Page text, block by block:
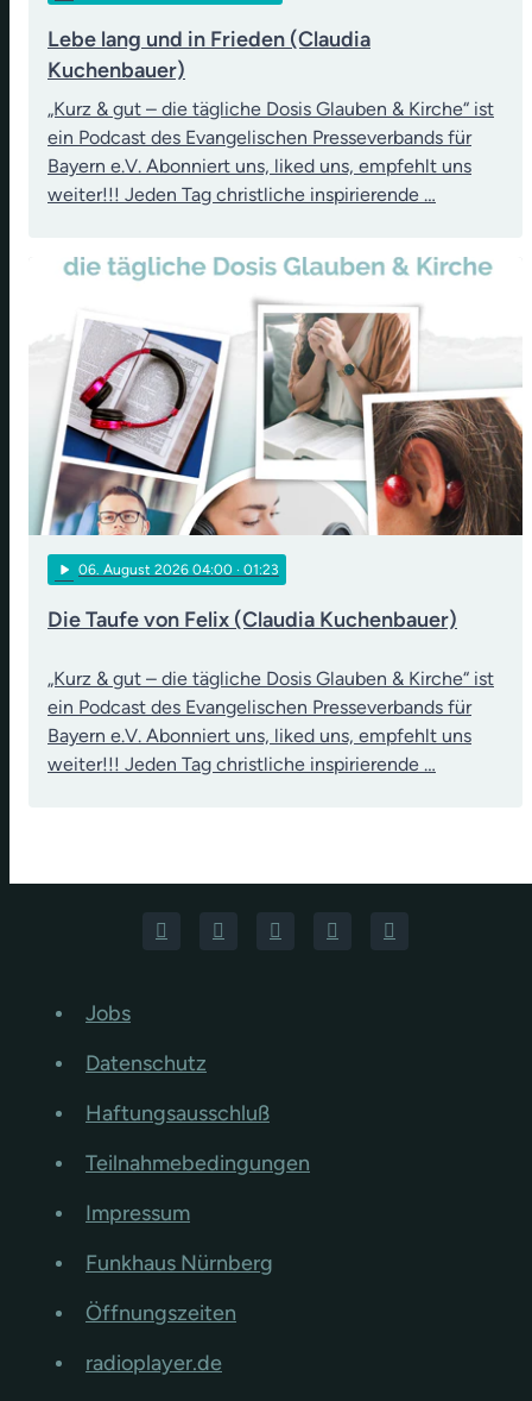
Lebe lang und in Frieden (Claudia
Kuchenbauer)
„Kurz & gut – die tägliche Dosis Glauben & Kirche“ ist
ein Podcast des Evangelischen Presseverbands für
Bayern e.V. Abonniert uns, liked uns, empfehlt uns
weiter!!! Jeden Tag christliche inspirierende …
play_arrow 06. August 2026 04:00 · 01:23
Die Taufe von Felix (Claudia Kuchenbauer)
„Kurz & gut – die tägliche Dosis Glauben & Kirche“ ist
ein Podcast des Evangelischen Presseverbands für
Bayern e.V. Abonniert uns, liked uns, empfehlt uns
weiter!!! Jeden Tag christliche inspirierende …
Jobs
Datenschutz
Haftungsausschluß
Teilnahmebedingungen
Impressum
Funkhaus Nürnberg
Öffnungszeiten
radioplayer.de